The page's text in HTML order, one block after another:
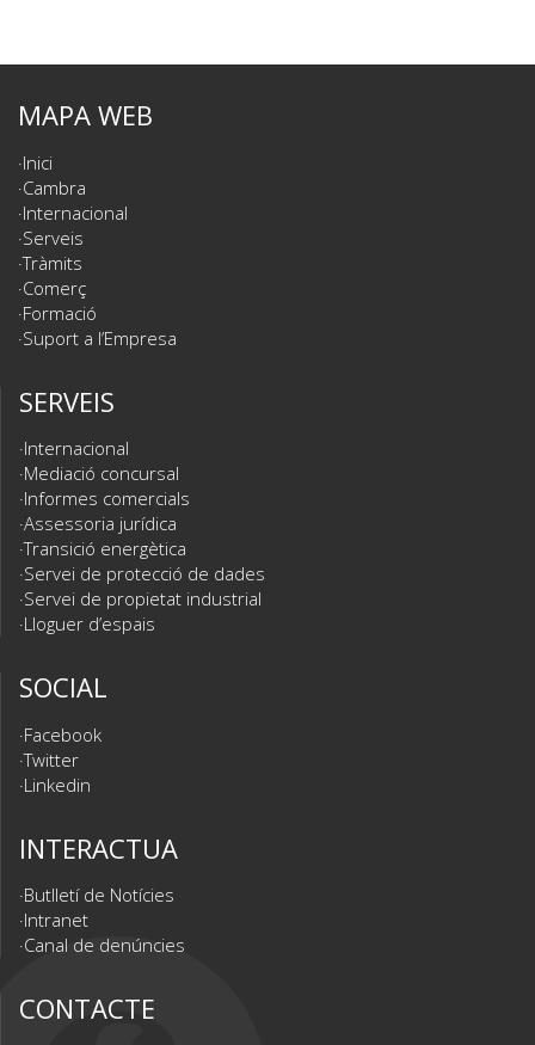
MAPA WEB
Inici
Cambra
Internacional
Serveis
Tràmits
Comerç
Formació
Suport a l’Empresa
SERVEIS
Internacional
Mediació concursal
Informes comercials
Assessoria jurídica
Transició energètica
Servei de protecció de dades
Servei de propietat industrial
Lloguer d’espais
SOCIAL
Facebook
Twitter
Linkedin
INTERACTUA
Butlletí de Notícies
Intranet
Canal de denúncies
CONTACTE